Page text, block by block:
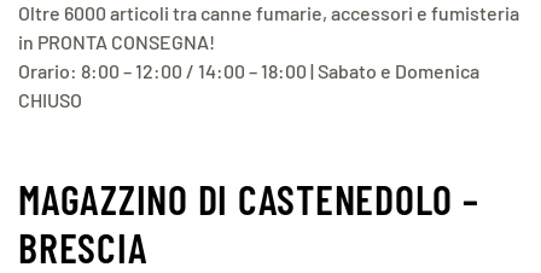
Oltre 6000 articoli tra canne fumarie, accessori e fumisteria
in PRONTA CONSEGNA!
Orario: 8:00 – 12:00 / 14:00 – 18:00 | Sabato e Domenica
CHIUSO
MAGAZZINO DI CASTENEDOLO –
BRESCIA